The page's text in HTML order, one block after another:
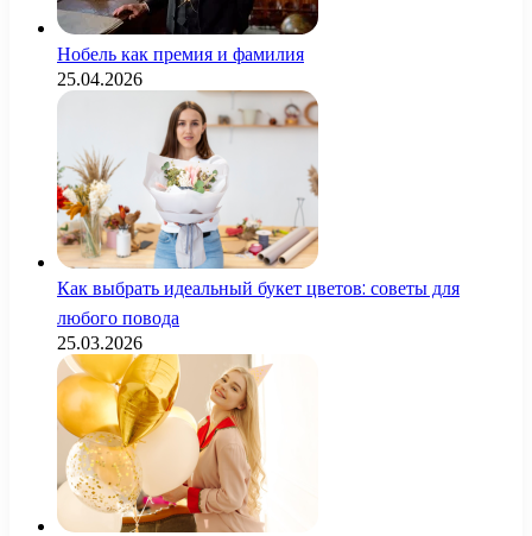
Нобель как премия и фамилия
25.04.2026
Как выбрать идеальный букет цветов: советы для
любого повода
25.03.2026